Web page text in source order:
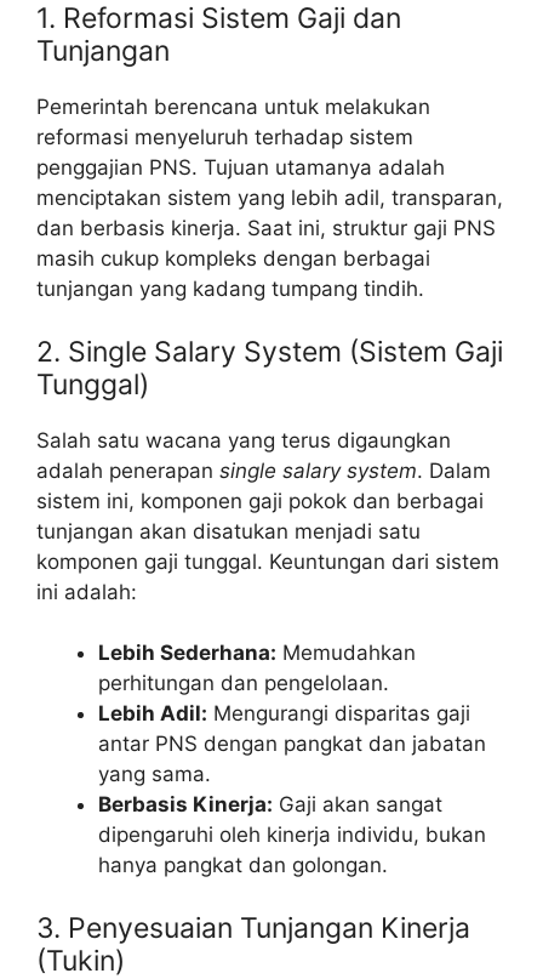
1. Reformasi Sistem Gaji dan
Tunjangan
Pemerintah berencana untuk melakukan
reformasi menyeluruh terhadap sistem
penggajian PNS. Tujuan utamanya adalah
menciptakan sistem yang lebih adil, transparan,
dan berbasis kinerja. Saat ini, struktur gaji PNS
masih cukup kompleks dengan berbagai
tunjangan yang kadang tumpang tindih.
2. Single Salary System (Sistem Gaji
Tunggal)
Salah satu wacana yang terus digaungkan
adalah penerapan single salary system. Dalam
sistem ini, komponen gaji pokok dan berbagai
tunjangan akan disatukan menjadi satu
komponen gaji tunggal. Keuntungan dari sistem
ini adalah:
Lebih Sederhana: Memudahkan
perhitungan dan pengelolaan.
Lebih Adil: Mengurangi disparitas gaji
antar PNS dengan pangkat dan jabatan
yang sama.
Berbasis Kinerja: Gaji akan sangat
dipengaruhi oleh kinerja individu, bukan
hanya pangkat dan golongan.
3. Penyesuaian Tunjangan Kinerja
(Tukin)